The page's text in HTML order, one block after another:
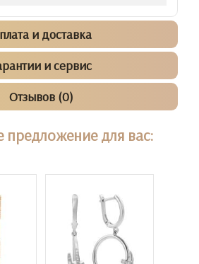
и доставка
и сервис
Отзывов (0)
предложение для вас: